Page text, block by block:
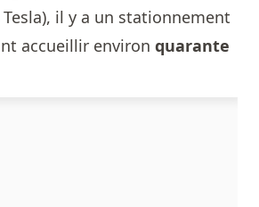
il y a un stationnement
accueillir environ quarante